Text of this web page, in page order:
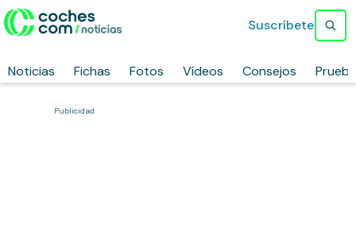
Noticias Fichas Fotos Vídeos Consejos
Suscríbete
Publicidad